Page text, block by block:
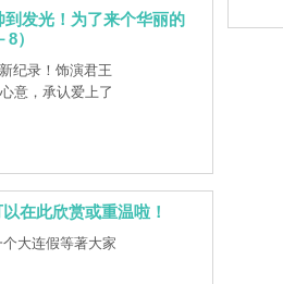
发光！为了来个华丽的
）
纪录！饰演君王
意，承认爱上了
在此欣赏或重温啦！
大连假等著大家